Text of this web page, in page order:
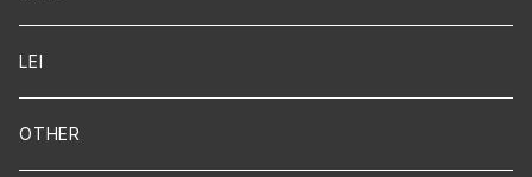
Guitar / Ukulele
Mandolin
LEI
OTHER